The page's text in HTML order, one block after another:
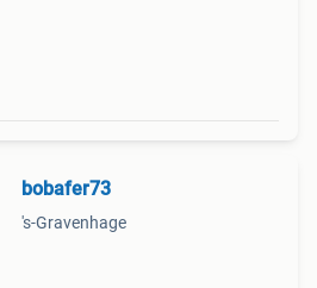
bobafer73
's-Gravenhage